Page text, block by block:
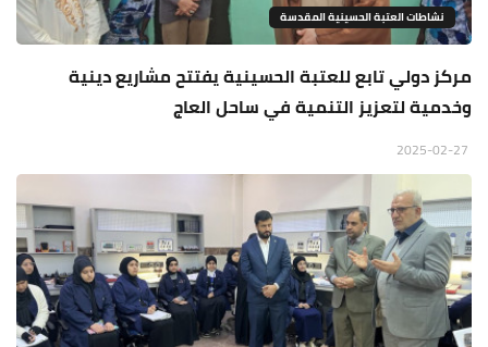
نشاطات العتبة الحسينية المقدسة
مركز دولي تابع للعتبة الحسينية يفتتح مشاريع دينية
وخدمية لتعزيز التنمية في ساحل العاج